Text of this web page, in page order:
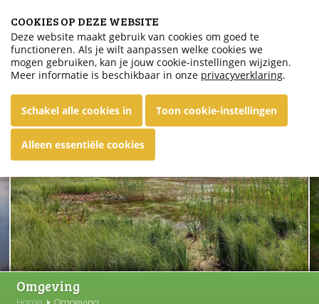
Nederlands
Next
Omgeving
COOKIES OP DEZE WEBSITE
Deze website maakt gebruik van cookies om goed te
functioneren. Als je wilt aanpassen welke cookies we
mogen gebruiken, kan je jouw cookie-instellingen wijzigen.
Meer informatie is beschikbaar in onze privacyverklaring.
Schakel alle cookies in Toon cookie-instellingen
Alleen essentiële cookies